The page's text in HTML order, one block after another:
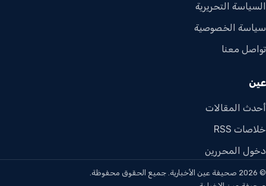
السياسة التحريرية
سياسة الخصوصية
تواصل معنا
عين
أحدث المقالات
خلاصات RSS
دخول المحررين
© 2026 صحيفة عين الأخبارية. جميع الحقوق محفوظة.